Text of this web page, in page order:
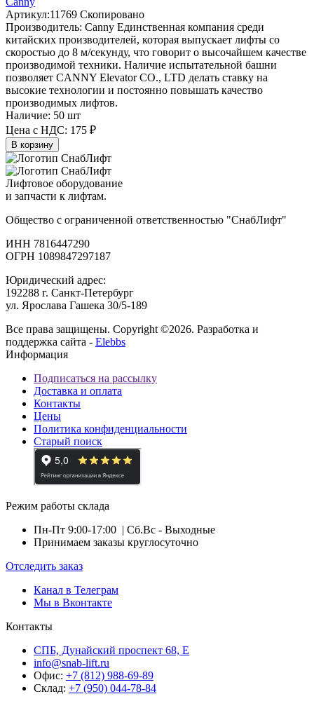
Артикул:11769 Скопировано
Производитель: Canny Единственная компания среди
китайских производителей, которая выпускает лифты со
скоростью до 8 м/секунду, что говорит о высочайшем качестве
производимой техники. Наличие испытательной башни
позволяет CANNY Elevator CO., LTD делать ставку на
высокие технологии и постоянно повышать качество
производимых лифтов.
Наличие: 50 шт
Цена с НДС: 175 ₽
В корзину
Лифтовое оборудование
и запчасти к лифтам.
Общество с ограниченной ответственностью "СнабЛифт"
ИНН 7816447290
ОГРН 1089847297187
Юридический адрес:
192288 г. Санкт-Петербург
ул. Ярослава Гашека 30/5-189
Все права защищены. Copyright ©2026. Разработка и
поддержка сайта - Elebbs
Информация
Подписаться на рассылку
Доставка и оплата
Контакты
Цены
Политика конфиденциальности
Старый поиск
Режим работы склада
Пн-Пт 9:00-17:00 | Сб.Вс - Выходные
Принимаем заказы круглосуточно
Отследить заказ
Канал в Телеграм
Мы в Вконтакте
Контакты
СПБ, Дунайский проспект 68, Е
info@snab-lift.ru
Офис: +7 (812) 988-69-89
Склад: +7 (950) 044-78-84